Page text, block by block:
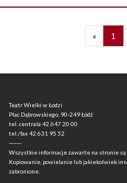
«Previous
1
Teatr Wielki w Łodzi
Plac Dąbrowskiego, 90-249 Łódź
tel. centrala 42 647 20 00
tel./fax42 631 95 52
-------
Wszystkie informacje zawarte na stronie są
Kopiowanie, powielanie lub jakiekolwiek
zabronione.